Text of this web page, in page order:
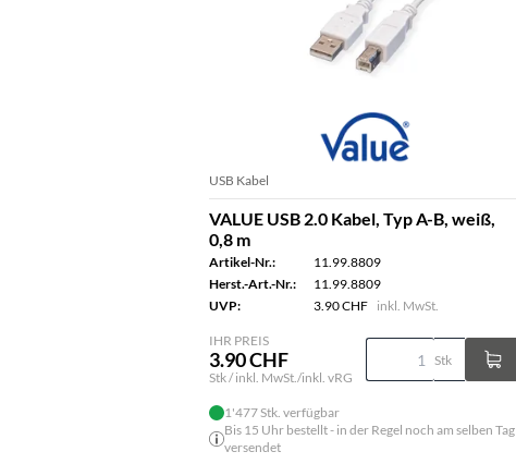
USB Kabel
VALUE USB 2.0 Kabel, Typ A-B, weiß,
0,8 m
Artikel-Nr.:
11.99.8809
Herst.-Art.-Nr.:
11.99.8809
UVP:
3.90 CHF inkl. MwSt.
IHR PREIS
3.90 CHF
Stk / inkl. MwSt./inkl. vRG
Stk
1'477 Stk. verfügbar
Bis 15 Uhr bestellt - in der Regel noch am selben Tag
versendet